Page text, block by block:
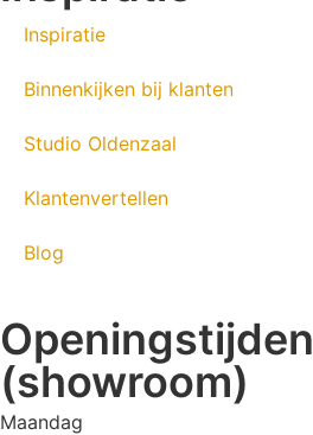
Inspiratie
Binnenkijken bij klanten
Studio Oldenzaal
Klantenvertellen
Blog
Openingstijden
(showroom)
Maandag